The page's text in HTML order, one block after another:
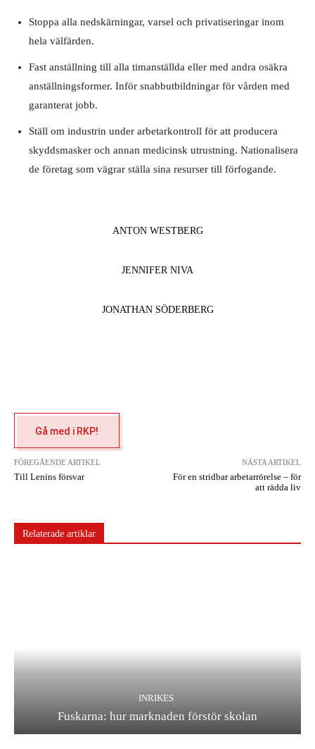
Stoppa alla nedskärningar, varsel och privatiseringar inom
hela välfärden.
Fast anställning till alla timanställda eller med andra osäkra
anställningsformer. Inför snabbutbildningar för vården med
garanterat jobb.
Ställ om industrin under arbetarkontroll för att producera
skyddsmasker och annan medicinsk utrustning. Nationalisera
de företag som vägrar ställa sina resurser till förfogande.
ANTON WESTBERG
JENNIFER NIVA
JONATHAN SÖDERBERG
Gå med i RKP!
FÖREGÅENDE ARTIKEL
Till Lenins försvar
NÄSTA ARTIKEL
För en stridbar arbetarrörelse – för
att rädda liv
Relaterade artiklar
INRIKES
Fuskarna: hur marknaden förstör skolan